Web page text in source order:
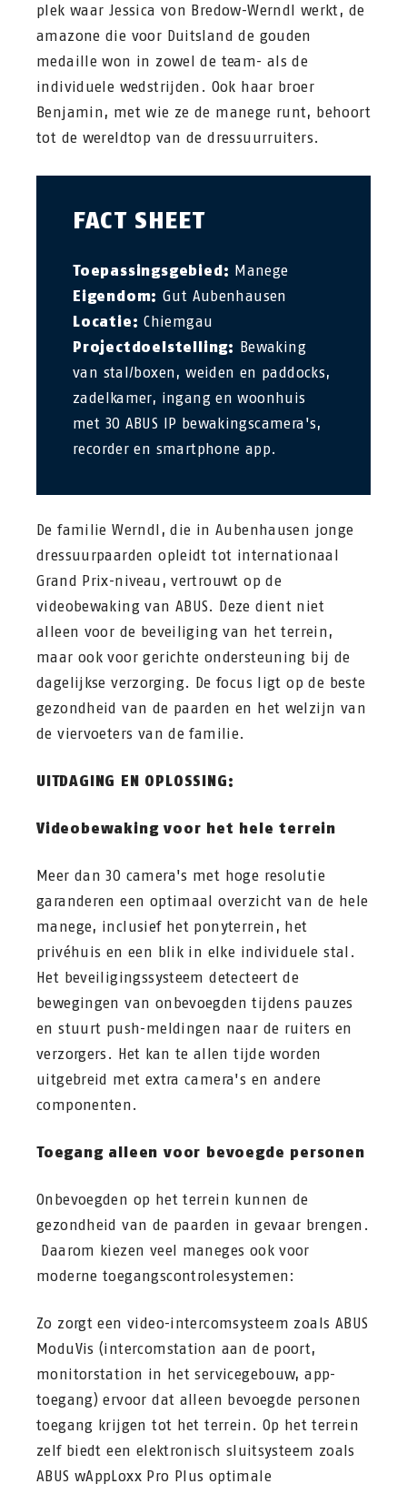
plek waar Jessica von Bredow-Werndl werkt, de
amazone die voor Duitsland de gouden
medaille won in zowel de team- als de
individuele wedstrijden. Ook haar broer
Benjamin, met wie ze de manege runt, behoort
tot de wereldtop van de dressuurruiters.
FACT SHEET
Toepassingsgebied: Manege
Eigendom: Gut Aubenhausen
Locatie:Chiemgau
Projectdoelstelling: Bewaking
van stal/boxen, weiden en paddocks,
zadelkamer, ingang en woonhuis
met 30 ABUS IP bewakingscamera's,
recorder en smartphone app.
De familie Werndl, die in Aubenhausen jonge
dressuurpaarden opleidt tot internationaal
Grand Prix-niveau, vertrouwt op de
videobewaking van ABUS. Deze dient niet
alleen voor de beveiliging van het terrein,
maar ook voor gerichte ondersteuning bij de
dagelijkse verzorging. De focus ligt op de beste
gezondheid van de paarden en het welzijn van
de viervoeters van de familie.
UITDAGING EN OPLOSSING:
Videobewaking voor het hele terrein
Meer dan 30 camera's met hoge resolutie
garanderen een optimaal overzicht van de hele
manege, inclusief het ponyterrein, het
privéhuis en een blik in elke individuele stal.
Het beveiligingssysteem detecteert de
bewegingen van onbevoegden tijdens pauzes
en stuurt push-meldingen naar de ruiters en
verzorgers. Het kan te allen tijde worden
uitgebreid met extra camera's en andere
componenten.
Toegang alleen voor bevoegde personen
Onbevoegden op het terrein kunnen de
gezondheid van de paarden in gevaar brengen.
Daarom kiezen veel maneges ook voor
moderne toegangscontrolesystemen:
Zo zorgt een video-intercomsysteem zoals ABUS
ModuVis (intercomstation aan de poort,
monitorstation in het servicegebouw, app-
toegang) ervoor dat alleen bevoegde personen
toegang krijgen tot het terrein. Op het terrein
zelf biedt een elektronisch sluitsysteem zoals
ABUS wAppLoxx Pro Plus optimale